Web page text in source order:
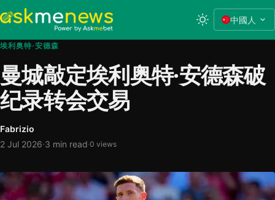
中國人
埃利奥特·安德森
曼城敲定埃利奥特·安德森破
纪录转会交易
Fabrizio
2 Jul 2026·3 min read·0 views